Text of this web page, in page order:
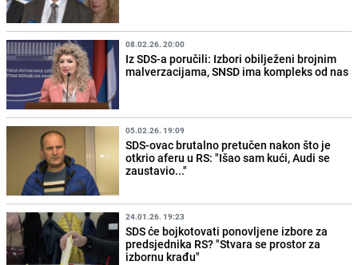
08.02.26. 20:00
Iz SDS-a poručili: Izbori obilježeni brojnim
malverzacijama, SNSD ima kompleks od nas
05.02.26. 19:09
SDS-ovac brutalno pretučen nakon što je
otkrio aferu u RS: "Išao sam kući, Audi se
zaustavio..."
24.01.26. 19:23
SDS će bojkotovati ponovljene izbore za
predsjednika RS? "Stvara se prostor za
izbornu krađu"